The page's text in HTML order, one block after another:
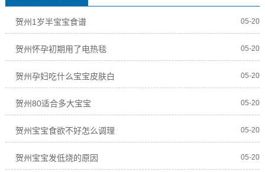
贺州1岁半宝宝食谱 05-20
贺州怀孕初期用了电热毯 05-20
贺州孕妇吃什么宝宝皮肤白 05-20
贺州80适合多大宝宝 05-20
贺州宝宝食欲不好怎么调理 05-20
贺州宝宝发低烧的原因 05-20